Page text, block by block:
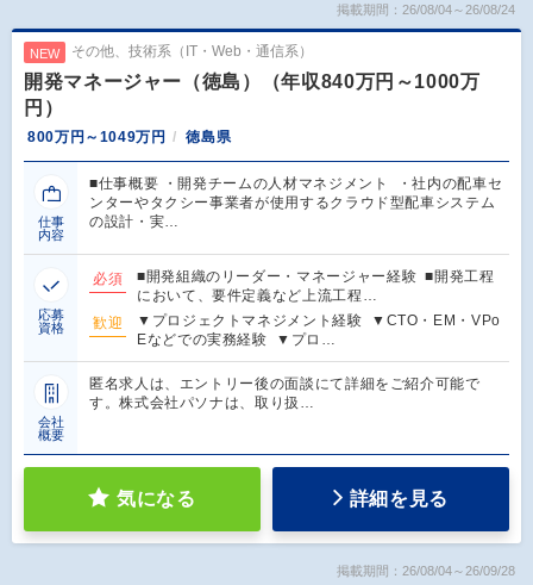
掲載期間：26/08/04～26/08/24
NEW その他、技術系（IT・Web・通信系）
開発マネージャー（徳島）（年収840万円～1000万
円）
800万円～1049万円 徳島県
仕事
内容
■仕事概要 ・開発チームの人材マネジメント ・社内の配車セ
ンターやタクシー事業者が使用するクラウド型配車システム
の設計・実…
応募
資格
必須
■開発組織のリーダー・マネージャー経験 ■開発工程
において、要件定義など上流工程…
歓迎
▼プロジェクトマネジメント経験 ▼CTO・EM・VPo
Eなどでの実務経験 ▼プロ…
会社
概要
匿名求人は、エントリー後の面談にて詳細をご紹介可能で
す。株式会社パソナは、取り扱…
気になる 詳細を見る
掲載期間：26/08/04～26/09/28